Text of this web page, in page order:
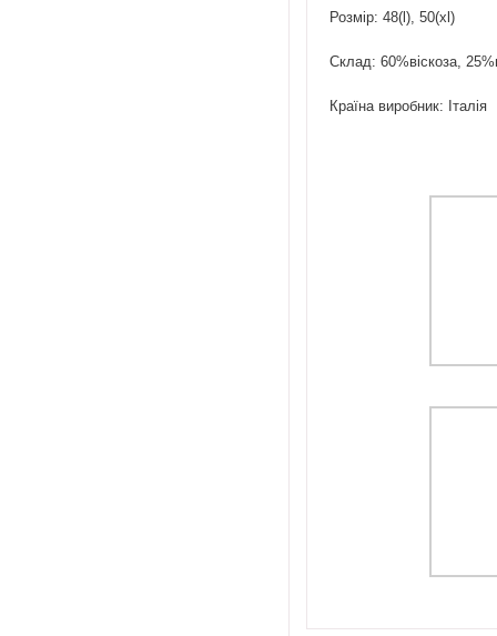
Розмір: 48(l), 50(xl)
Склад: 60%віскоза,
Країна виробник: Італія